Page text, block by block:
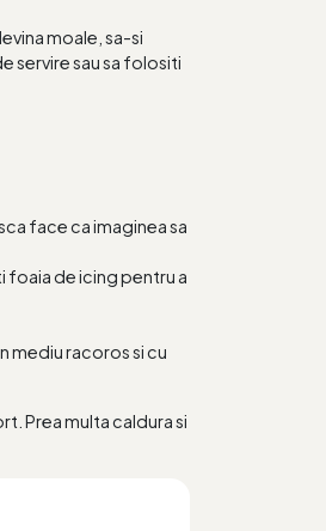
moale, sa-si
servire sau sa folositi
face ca imaginea sa
foaia de icing pentru a
mediu racoros si cu
Prea multa caldura si